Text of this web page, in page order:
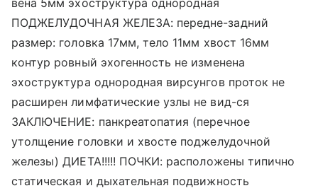
вена 5мм эхоструктура однородная
ПОДЖЕЛУДОЧНАЯ ЖЕЛЕЗА: передне-задний
размер: головка 17мм, тело 11мм хвост 16мм
контур ровный эхогенность не изменена
эхоструктура однородная вирсунгов проток не
расширен лимфатические узлы не вид-ся
ЗАКЛЮЧЕНИЕ: панкреатопатия (перечное
утолщение головки и хвосте поджелудочной
железы) ДИЕТА!!!!! ПОЧКИ: расположены типично
статическая и дыхательная подвижность